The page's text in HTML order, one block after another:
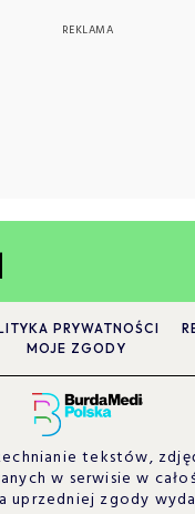
PRYWATNOŚCI
MOJE ZGODY
tekstów,
w serwisie w
uprzedniej zgody